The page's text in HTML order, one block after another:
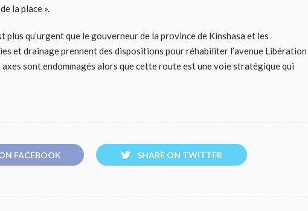
la place ».
qu’urgent que le gouverneur de la province de Kinshasa et les
et drainage prennent des dispositions pour réhabiliter l’avenue Libération
sont endommagés alors que cette route est une voie stratégique qui
FACEBOOK SHARE ON TWITTER